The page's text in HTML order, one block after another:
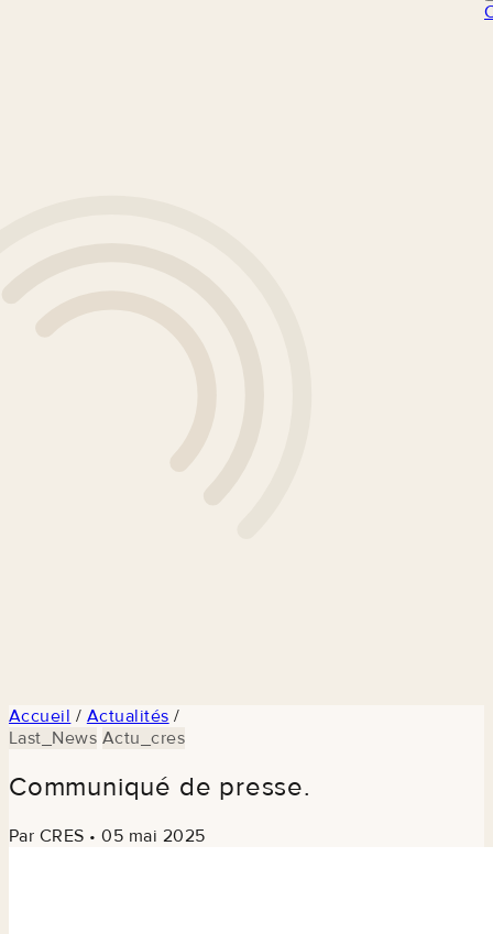
Accueil / Actualités /
Last_News Actu_cres
Communiqué de presse.
Par CRES • 05 mai 2025